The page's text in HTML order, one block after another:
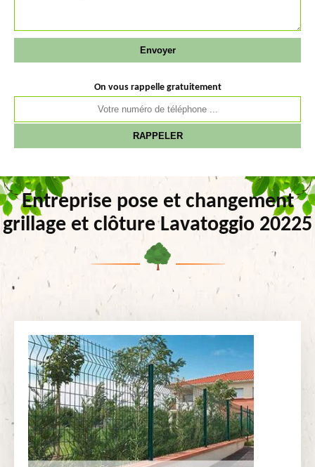
On vous rappelle gratuitement
Entreprise pose et changement
grillage et clôture Lavatoggio 20225